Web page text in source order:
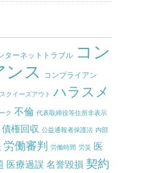
ターネットトラブル コン
ンス
コンプライアン
スクイーズアウト ハラスメ
ク 不倫 代表取締役等住所非表示
債権回収 公益通報者保護法 内部
労働審判 労働時間 労災
医
医療過誤 名誉毀損 契約